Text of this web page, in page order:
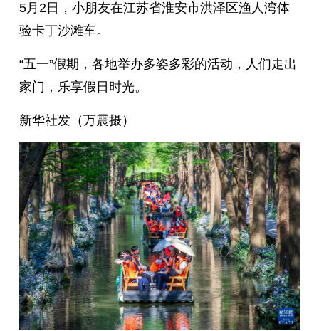
5月2日，小朋友在江苏省淮安市洪泽区渔人湾体
验卡丁沙滩车。
“五一”假期，各地举办多姿多彩的活动，人们走出
家门，乐享假日时光。
新华社发（万震摄）